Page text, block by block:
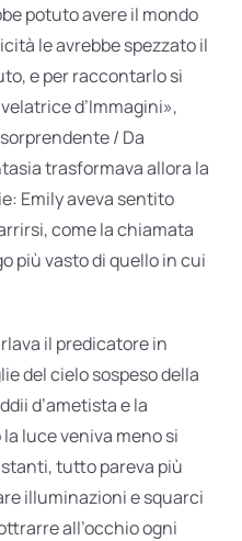
potuto avere il mondo
le avrebbe spezzato il
e per raccontarlo si
d’Immagini»,
/ Da
trasformava allora la
Emily aveva sentito
come la chiamata
più vasto di quello in cui
il predicatore in
del cielo sospeso della
d’ametista e la
luce veniva meno si
tutto pareva più
illuminazioni e squarci
all’occhio ogni